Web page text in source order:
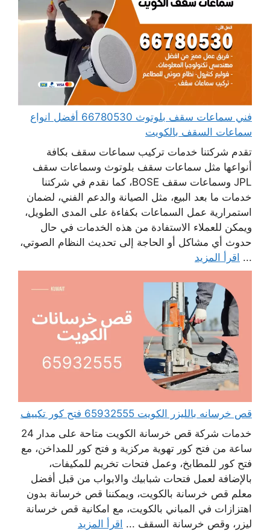
فني سماعات سقف بلوتوث 66780530 أفضل انواع
سماعات السقف بالكويت
تقدم شركتنا خدمات تركيب سماعات سقف بكافة
أنواعها مثل سماعات سقف بلوتوث وسماعات سقف
JPL وسماعات سقف BOSE، كما نقدم في شركتنا
خدمات ما بعد البيع، مثل الصيانة والدعم الفني، لضمان
استمرارية عمل السماعات بكفاءة على المدى الطويل،
ويمكن للعملاء الاستفادة من هذه الخدمات في حال
حدوث أي مشاكل أو الحاجة إلى تحديث النظام الصوتي،
... اقرأ المزيد
قص خرسانه بالليزر الكويت 65932555 فتح كور تكييف
خدمات شركة قص خرسانة الكويت متاحة على مدار 24
ساعة من فتح كور تهوية مركزية و فتح كور للمداخن، مع
فتح كور للمطابخ، وعمل فتحات تخريم للمكيفات،
بالإضافة لعمل فتحات شبابيك والابواب من قبل أفضل
معلم قص خرسانة بالكويت، ويمكننا قص خرسانة بدون
اهتزازات في المباني بالكويت، مع امكانية قص خرسانة
ليزر، وقص خرسانة السقف ... اقرأ المزيد